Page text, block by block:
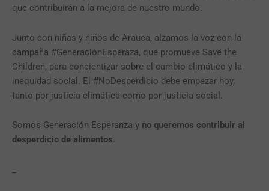
que contribuirán a la mejora de nuestro mundo.
Junto con niñas y niños de Arauca, alzamos la voz con la
campaña #GeneraciónEsperaza, que promueve Save the
Children, para concientizar sobre el cambio climático y la
inequidad social. El #NoDesperdicio debe empezar hoy,
tanto por justicia climática como por justicia social.
Somos Generación Esperanza y no queremos contribuir al
desperdicio de alimentos.